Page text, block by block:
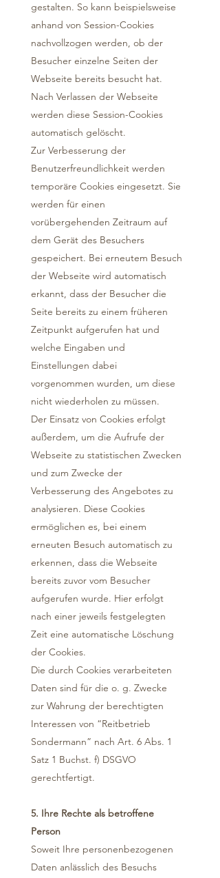
gestalten. So kann beispielsweise
anhand von Session-Cookies
nachvollzogen werden, ob der
Besucher einzelne Seiten der
Webseite bereits besucht hat.
Nach Verlassen der Webseite
werden diese Session-Cookies
automatisch gelöscht.
Zur Verbesserung der
Benutzerfreundlichkeit werden
temporäre Cookies eingesetzt. Sie
werden für einen
vorübergehenden Zeitraum auf
dem Gerät des Besuchers
gespeichert. Bei erneutem Besuch
der Webseite wird automatisch
erkannt, dass der Besucher die
Seite bereits zu einem früheren
Zeitpunkt aufgerufen hat und
welche Eingaben und
Einstellungen dabei
vorgenommen wurden, um diese
nicht wiederholen zu müssen.
Der Einsatz von Cookies erfolgt
außerdem, um die Aufrufe der
Webseite zu statistischen Zwecken
und zum Zwecke der
Verbesserung des Angebotes zu
analysieren. Diese Cookies
ermöglichen es, bei einem
erneuten Besuch automatisch zu
erkennen, dass die Webseite
bereits zuvor vom Besucher
aufgerufen wurde. Hier erfolgt
nach einer jeweils festgelegten
Zeit eine automatische Löschung
der Cookies.
Die durch Cookies verarbeiteten
Daten sind für die o. g. Zwecke
zur Wahrung der berechtigten
Interessen von “Reitbetrieb
Sondermann” nach Art. 6 Abs. 1
Satz 1 Buchst. f) DSGVO
gerechtfertigt.
5. Ihre Rechte als betroffene
Person
Soweit Ihre personenbezogenen
Daten anlässlich des Besuchs